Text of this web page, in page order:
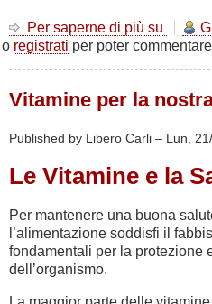
Per saperne di più su
Frutta
e
freschi
o registrati per poter commentare
Vitamine per la
Published by Libero Carli – Lun,
Le Vitamine e la
Per mantenere una buona
l’alimentazione soddisfi il
fondamentali per la protezione
dell’organismo.